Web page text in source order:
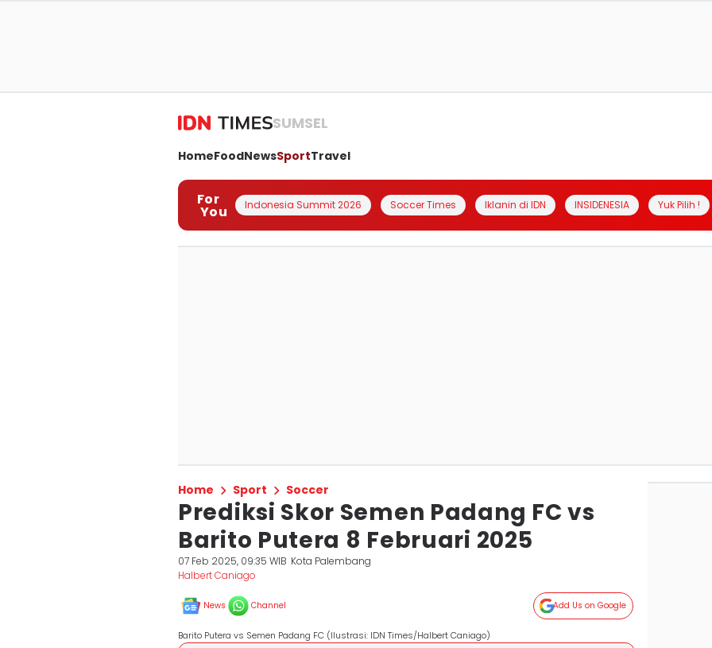
SUMSEL
HomeFoodNewsSportTravel
For
You Indonesia Summit 2026 Soccer Times Iklanin di IDN INSIDENESIA Yuk Pilih !
Home Sport Soccer
Prediksi Skor Semen Padang FC vs
Barito Putera 8 Februari 2025
07 Feb 2025, 09:35 WIB Kota Palembang
Halbert Caniago
News Channel Add Us on Google
Barito Putera vs Semen Padang FC (Ilustrasi: IDN Times/Halbert Caniago)